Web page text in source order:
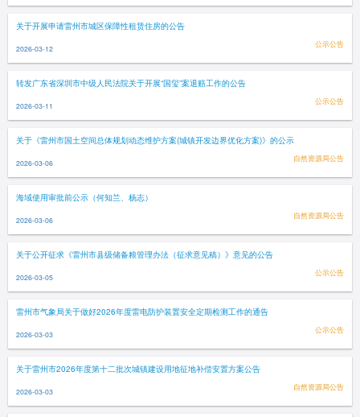
关于开展申请雷州市城区保障性租赁住房的公告
2026-03-12 公示公告
转发广东省深圳市中级人民法院关于开展“国玺”案退赔工作的公告
2026-03-11 公示公告
关于《雷州市国土空间总体规划动态维护方案(城镇开发边界优化方案)》的公示
2026-03-06 自然资源局公告
海域使用审批前公示（何知兰、杨志）
2026-03-06 自然资源局公告
关于公开征求《雷州市县级储备粮管理办法（征求意见稿）》意见的公告
2026-03-05 公示公告
雷州市气象局关于做好2026年度雷电防护装置安全定期检测工作的通告
2026-03-03 公示公告
关于雷州市2026年度第十二批次城镇建设用地征地补偿安置方案公告
2026-03-03 自然资源局公告